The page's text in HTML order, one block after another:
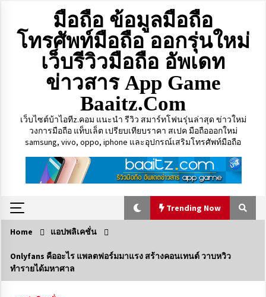
content
มือถือ ข้อมูลมือถือ
โทรศัพท์มือถือ ออกรุ่นใหม่
เว็บรีวิวมือถือ อัพเดท
ข่าวสาร App Game
Baaitz.com
เว็บไซต์บ้าไอทีz.คอม แนะนำ รีวิว สมาร์ทโฟนรุ่นล่าสุด ข่าวใหม่
วงการมือถือ แท็บเล็ต เปรียบเทียบราคา สเปค มือถือออกใหม่
samsung, vivo, oppo, iphone และอุปกรณ์เสริมโทรศัพท์มือถือ
Trending Now
Trending Now
Home แอปพลิเคชั่น
Onlyfans คืออะไร แพลตฟอร์มมาแรง สร้างคอนเทนต์ วาบหวิว
ทำรายได้มหาศาล